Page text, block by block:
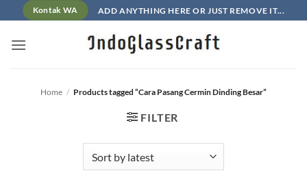
to
content
Kontak WA ADD ANYTHING HERE OR JUST REMOVE IT...
Home / Products tagged “Cara Pasang Cermin Dinding Besar”
FILTER